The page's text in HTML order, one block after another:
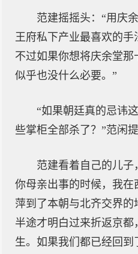
范建摇摇头：“用庆
王府私下产业最喜欢的手
不过如果你想将庆余堂那
似乎也没什么必要。”
“如果朝廷真的忌讳
些掌柜全部杀了？”范闲
范建看着自己的儿子
你母亲出事的时候，我
萍到了本朝与北齐交界的
半途才明白过来折返京
生。如果我们都已经回